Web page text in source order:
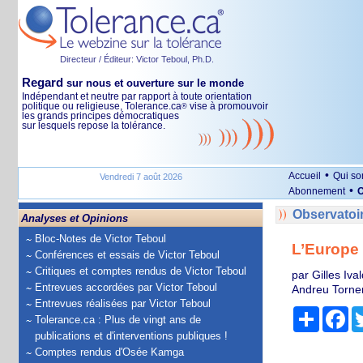
Directeur / Éditeur: Victor Teboul, Ph.D.
Regard sur nous et ouverture sur le monde
Indépendant et neutre par rapport à toute orientation
politique ou religieuse, Tolerance.ca® vise à promouvoir
les grands principes démocratiques
sur lesquels repose la tolérance.
Vendredi 7 août 2026 Accueil • Qui
Abonnement •
Analyses et Opinions
Bloc-Notes de Victor Teboul
Conférences et essais de Victor Teboul
Critiques et comptes rendus de Victor Teboul
Entrevues accordées par Victor Teboul
Entrevues réalisées par Victor Teboul
Tolerance.ca : Plus de vingt ans de
publications et d'interventions publiques !
Comptes rendus d'Osée Kamga
par Gilles
Andreu
Partager